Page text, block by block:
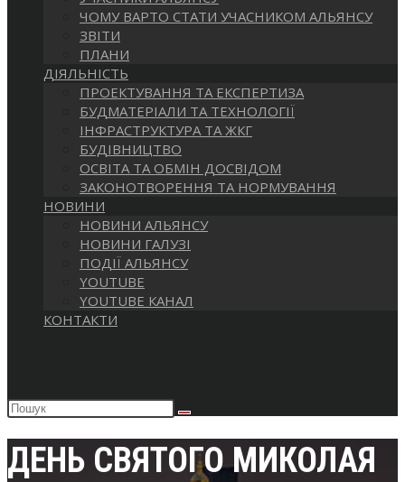
САЙТІ
ЧОМУ ВАРТО СТАТИ УЧАСНИКОМ АЛЬЯНСУ
ЗВІТИ
ПЛАНИ
ДІЯЛЬНІСТЬ
ПРОЕКТУВАННЯ ТА ЕКСПЕРТИЗА
БУДМАТЕРІАЛИ ТА ТЕХНОЛОГІЇ
ІНФРАСТРУКТУРА ТА ЖКГ
БУДІВНИЦТВО
ОСВІТА ТА ОБМІН ДОСВІДОМ
ЗАКОНОТВОРЕННЯ ТА НОРМУВАННЯ
НОВИНИ
НОВИНИ АЛЬЯНСУ
НОВИНИ ГАЛУЗІ
ПОДІЇ АЛЬЯНСУ
YOUTUBE
YOUTUBE КАНАЛ
КОНТАКТИ
Пошук
на
сайті
ДЕНЬ СВЯТОГО МИКОЛАЯ